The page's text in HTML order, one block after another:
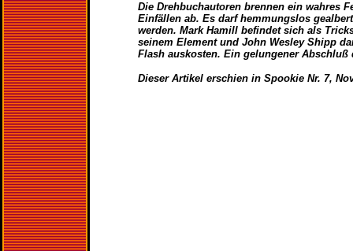
Die Drehbuchautoren brennen ein wahres
Einfällen ab. Es darf hemmungslos
werden. Mark Hamill befindet sich als
seinem Element und John Wesley Shipp
Flash auskosten. Ein gelungener Abschluß
Dieser Artikel erschien in Spookie Nr. 7,